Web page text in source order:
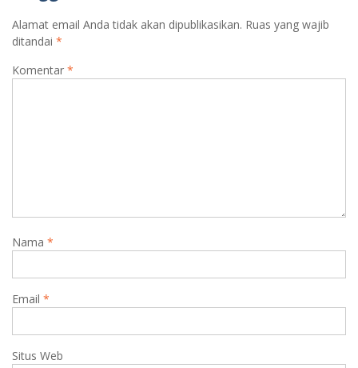
Alamat email Anda tidak akan dipublikasikan. Ruas yang wajib
ditandai *
Komentar *
Nama *
Email *
Situs Web